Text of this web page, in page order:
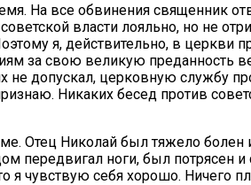
На все обвинения священник
власти лояльно, но не
я, действительно, в церкви
за свою великую преданность
допускал, церковную службу
Никаких бесед против
Николай был тяжело болен
передвигал ноги, был потрясен и
чувствую себя хорошо. Ничего